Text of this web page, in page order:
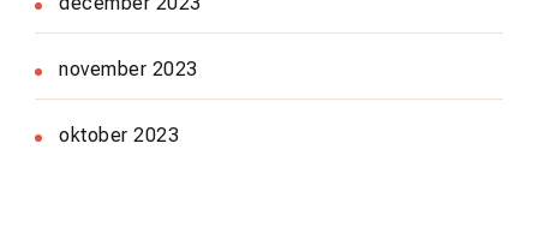
november 2023
oktober 2023